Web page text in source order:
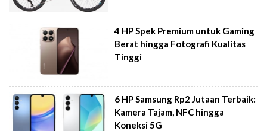
4 HP Spek Premium untuk Gaming
Berat hingga Fotografi Kualitas
Tinggi
6 HP Samsung Rp2 Jutaan Terbaik:
Kamera Tajam, NFC hingga
Koneksi 5G